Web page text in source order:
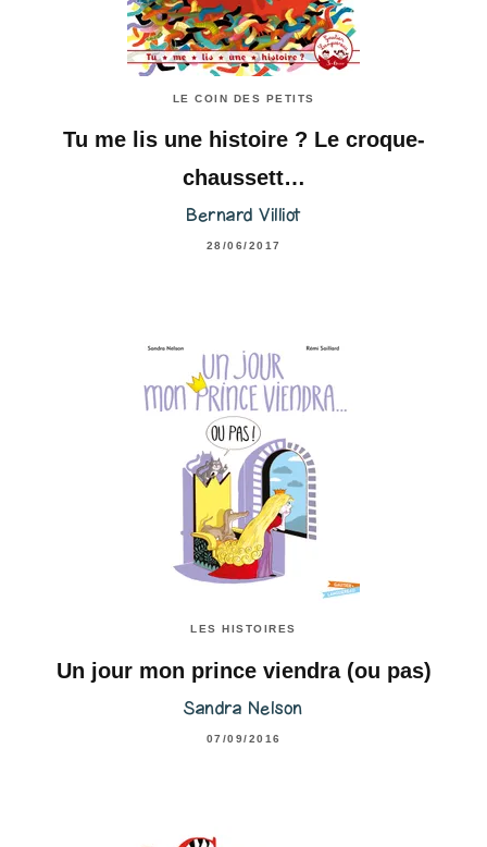
LE COIN DES PETITS
Tu me lis une histoire ? Le croque-
chaussett…
Bernard Villiot
28/06/2017
LES HISTOIRES
Un jour mon prince viendra (ou pas)
Sandra Nelson
07/09/2016